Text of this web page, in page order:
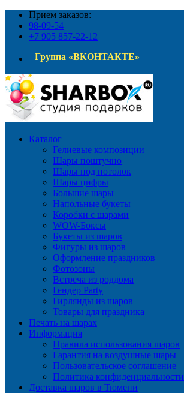
Прием заказов:
98-09-54
+7 905 857-22-12
Группа «ВКОНТАКТЕ»
Каталог
Гелиевые композиции
Шары поштучно
Шары под потолок
Шары цифры
Большие шары
Напольные букеты
Коробки с шарами
WOW-Боксы
Букеты из шаров
Фигуры из шаров
Оформление праздников
Фотозоны
Встреча из роддома
Гендер Party
Гирлянды из шаров
Товары для праздника
Печать на шарах
Информация
Правила использования шаров
Гарантия на воздушные шары
Пользовательское соглашение
Политика конфиденциальности
Доставка шаров в Тюмени